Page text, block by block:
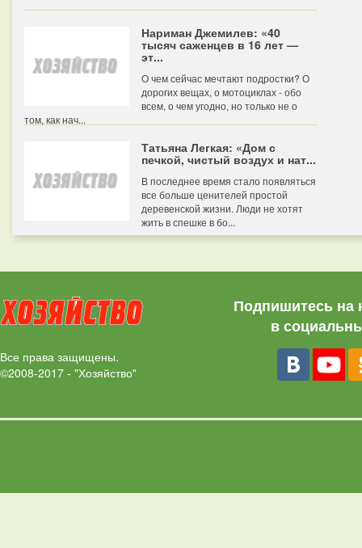
Нариман Джемилев: «40
тысяч саженцев в 16 лет —
эт...
О чем сейчас мечтают подростки? О
дорогих вещах, о мотоциклах - обо
всем, о чем угодно, но только не о
том, как нач...
Татьяна Легкая: «Дом с
печкой, чистый воздух и нат...
В последнее время стало появляться
все больше ценителей простой
деревенской жизни. Люди не хотят
жить в спешке в бо...
Все права защищены.
©2008-2017 - "Хозяйство"
Подпишитесь на
в